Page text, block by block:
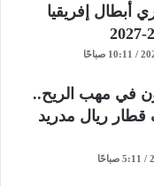
أبطال إفريقيا
100 مليون في مهب الريح..
ريال مدريد